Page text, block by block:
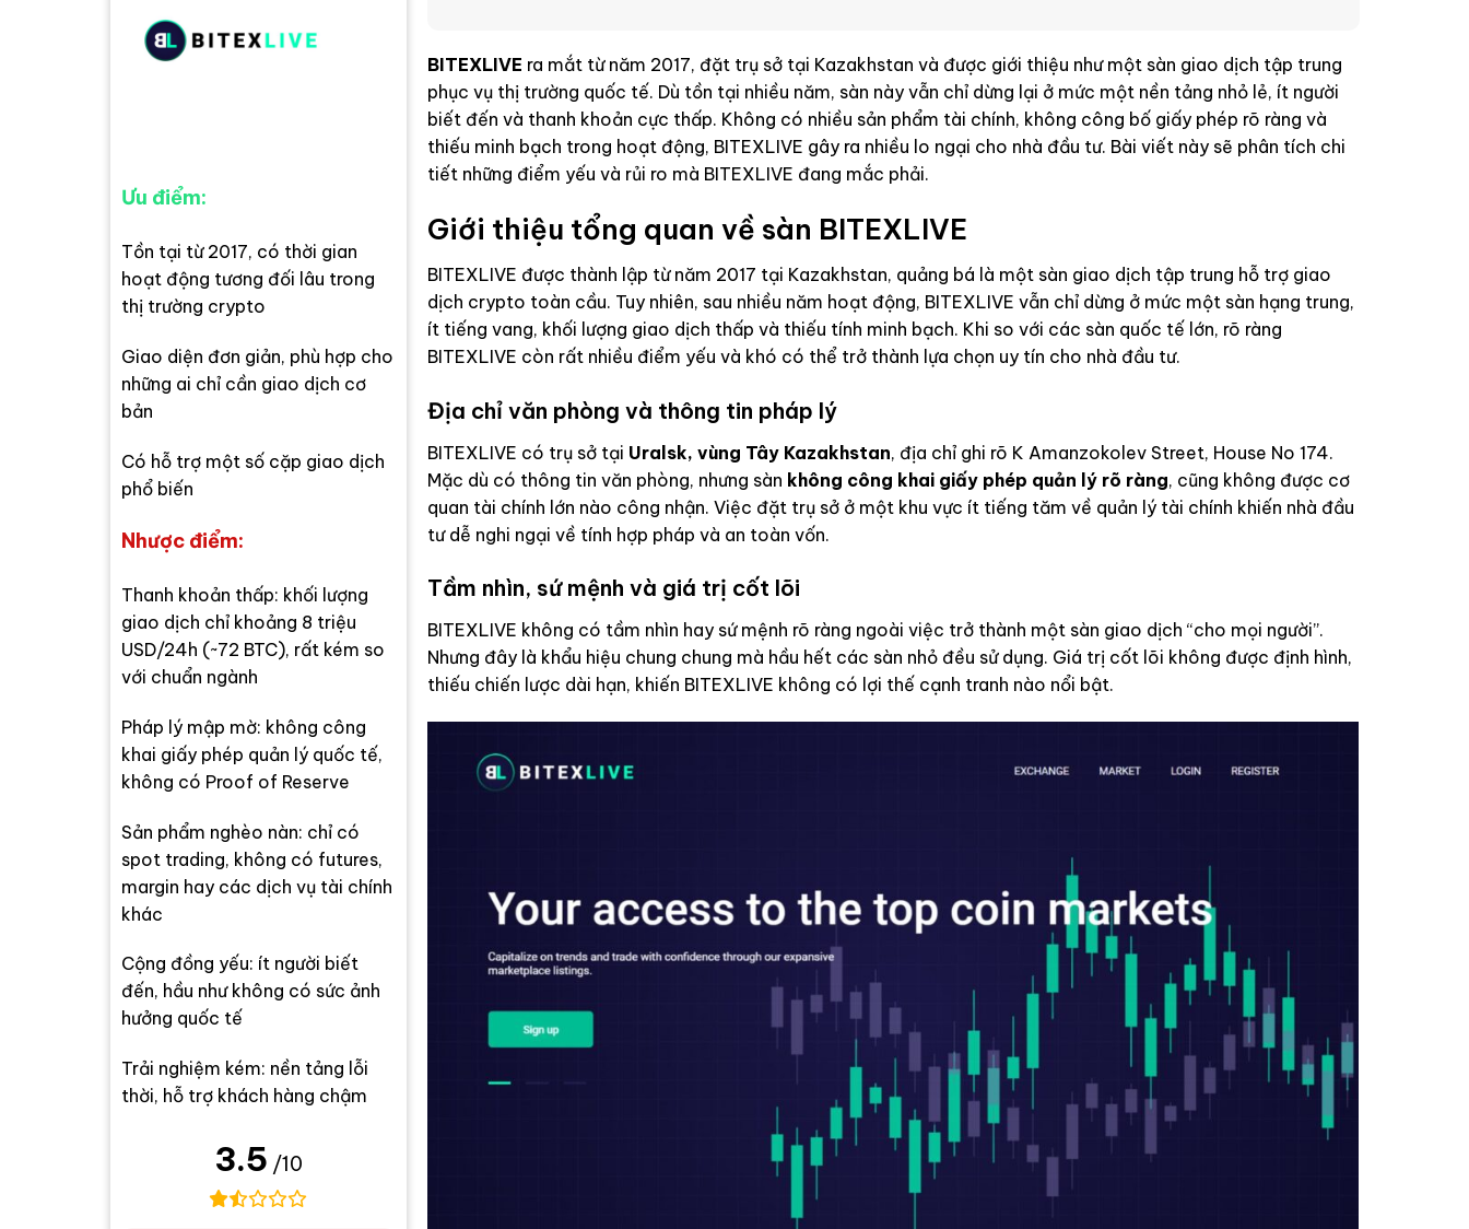
Ưu điểm:
Tồn tại từ 2017, có thời gian
hoạt động tương đối lâu trong
thị trường crypto
Giao diện đơn giản, phù hợp cho
những ai chỉ cần giao dịch cơ
bản
Có hỗ trợ một số cặp giao dịch
phổ biến
Nhược điểm:
Thanh khoản thấp: khối lượng
giao dịch chỉ khoảng 8 triệu
USD/24h (~72 BTC), rất kém so
với chuẩn ngành
Pháp lý mập mờ: không công
khai giấy phép quản lý quốc tế,
không có Proof of Reserve
Sản phẩm nghèo nàn: chỉ có
spot trading, không có futures,
margin hay các dịch vụ tài chính
khác
Cộng đồng yếu: ít người biết
đến, hầu như không có sức ảnh
hưởng quốc tế
Trải nghiệm kém: nền tảng lỗi
thời, hỗ trợ khách hàng chậm
3.5 /10
BITEXLIVE ra mắt từ năm 2017, đặt trụ sở tại Kazakhstan và được giới thiệu như một sàn giao dịch tập trung
phục vụ thị trường quốc tế. Dù tồn tại nhiều năm, sàn này vẫn chỉ dừng lại ở mức một nền tảng nhỏ lẻ, ít người
biết đến và thanh khoản cực thấp. Không có nhiều sản phẩm tài chính, không công bố giấy phép rõ ràng và
thiếu minh bạch trong hoạt động, BITEXLIVE gây ra nhiều lo ngại cho nhà đầu tư. Bài viết này sẽ phân tích chi
tiết những điểm yếu và rủi ro mà BITEXLIVE đang mắc phải.
Giới thiệu tổng quan về sàn BITEXLIVE
BITEXLIVE được thành lập từ năm 2017 tại Kazakhstan, quảng bá là một sàn giao dịch tập trung hỗ trợ giao
dịch crypto toàn cầu. Tuy nhiên, sau nhiều năm hoạt động, BITEXLIVE vẫn chỉ dừng ở mức một sàn hạng trung,
ít tiếng vang, khối lượng giao dịch thấp và thiếu tính minh bạch. Khi so với các sàn quốc tế lớn, rõ ràng
BITEXLIVE còn rất nhiều điểm yếu và khó có thể trở thành lựa chọn uy tín cho nhà đầu tư.
Địa chỉ văn phòng và thông tin pháp lý
BITEXLIVE có trụ sở tại Uralsk, vùng Tây Kazakhstan, địa chỉ ghi rõ K Amanzokolev Street, House No 174.
Mặc dù có thông tin văn phòng, nhưng sàn không công khai giấy phép quản lý rõ ràng, cũng không được cơ
quan tài chính lớn nào công nhận. Việc đặt trụ sở ở một khu vực ít tiếng tăm về quản lý tài chính khiến nhà đầu
tư dễ nghi ngại về tính hợp pháp và an toàn vốn.
Tầm nhìn, sứ mệnh và giá trị cốt lõi
BITEXLIVE không có tầm nhìn hay sứ mệnh rõ ràng ngoài việc trở thành một sàn giao dịch “cho mọi người”.
Nhưng đây là khẩu hiệu chung chung mà hầu hết các sàn nhỏ đều sử dụng. Giá trị cốt lõi không được định hình,
thiếu chiến lược dài hạn, khiến BITEXLIVE không có lợi thế cạnh tranh nào nổi bật.